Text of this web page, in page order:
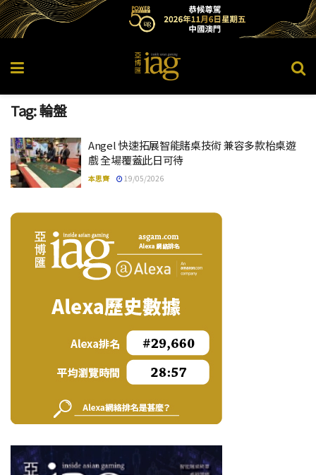
Tag:輪盤
Angel 快速拓展智能賭桌技術 兼容多款枱桌遊
戲 全場覆蓋此日可待
本思齊 19/05/2026